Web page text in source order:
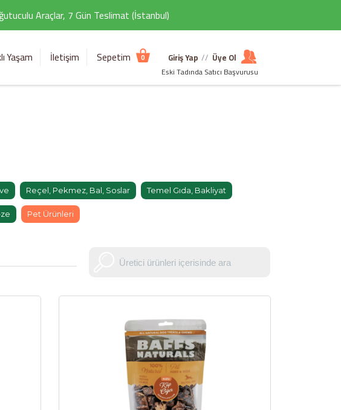
Araçlar, 7 Gün Teslimat (İstanbul)
Yaşam İletişim Sepetim 0 Giriş Yap // Üye Ol
Eski Tadında Satıcı Başvurusu
Reçel, Pekmez, Bal, Soslar Temel Gıda, Bakliyat
Pet Ürünleri